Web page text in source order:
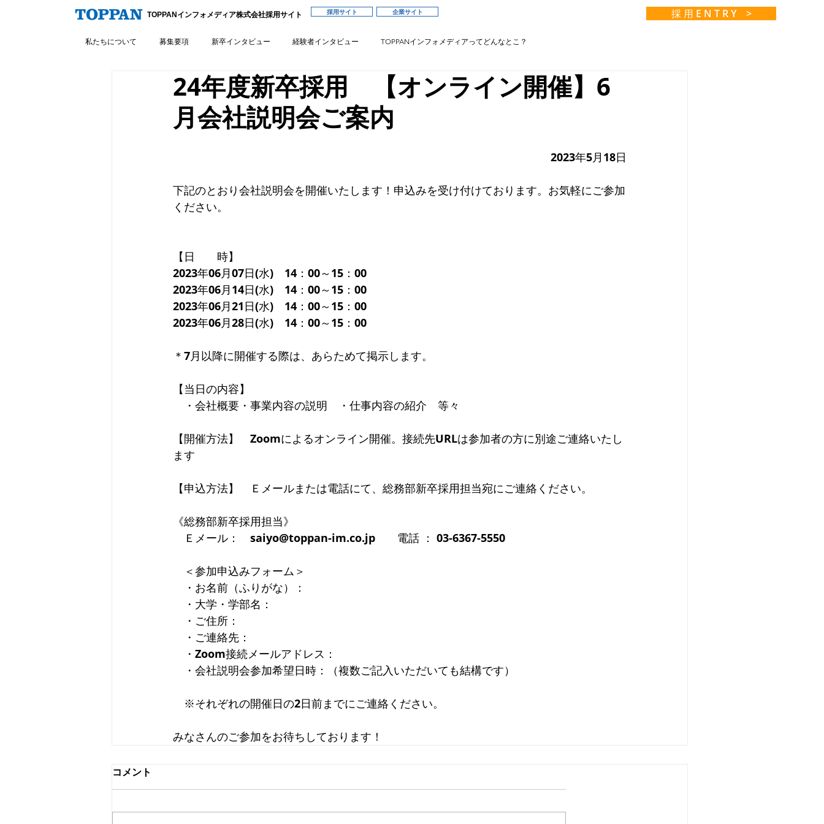
TOPPANインフォメディア株式会社採用サイト 採用サイト 企業サイト
私たちについて 募集要項 新卒インタビュー 経験者インタビュー TOPPANインフォメディアってどんなとこ？
採 用 E N T R Y >
24年度新卒採用 【オンライン開催】6
月会社説明会ご案内
2023年5月18日
下記のとおり会社説明会を開催いたします！申込みを受け付けております。お気軽にご参加
ください。
【日　　時】
2023年06月07日(水)　14：00～15：00
2023年06月14日(水)　14：00～15：00
2023年06月21日(水)　14：00～15：00
2023年06月28日(水)　14：00～15：00
＊7月以降に開催する際は、あらためて掲示します。
【当日の内容】
・会社概要・事業内容の説明　・仕事内容の紹介　等々
【開催方法】　Zoomによるオンライン開催。接続先URLは参加者の方に別途ご連絡いたし
ます
【申込方法】　Ｅメールまたは電話にて、総務部新卒採用担当宛にご連絡ください。
《総務部新卒採用担当》
Ｅメール：　saiyo@toppan-im.co.jp　　電話 ： 03-6367-5550
＜参加申込みフォーム＞
・お名前（ふりがな）：
・大学・学部名：
・ご住所：
・ご連絡先：
・Zoom接続メールアドレス：
・会社説明会参加希望日時：（複数ご記入いただいても結構です）
※それぞれの開催日の2日前までにご連絡ください。
みなさんのご参加をお待ちしております！
コメント